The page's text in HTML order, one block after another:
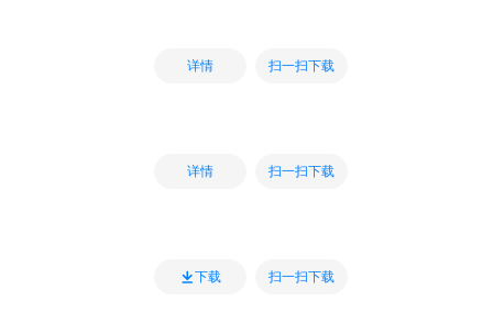
详情 扫一扫下载
详情 扫一扫下载
下载 扫一扫下载